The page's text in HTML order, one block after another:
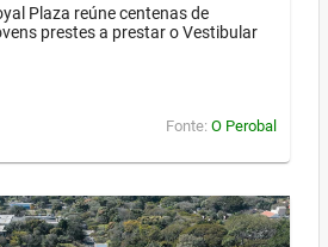
Plaza reúne centenas de
prestes a prestar o Vestibular
Fonte: O Perobal